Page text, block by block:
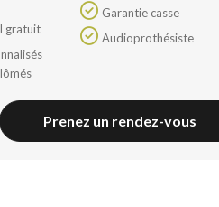
gratuit
Garantie casse
Audioprothésiste
Prenez un rendez-vous
Continuer sans accepter